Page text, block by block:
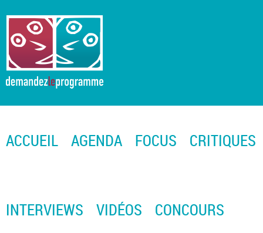
ACCUEIL AGENDA FOCUS CRITIQUES
INTERVIEWS VIDÉOS CONCOURS